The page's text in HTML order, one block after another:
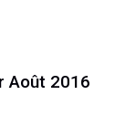
Août 2016